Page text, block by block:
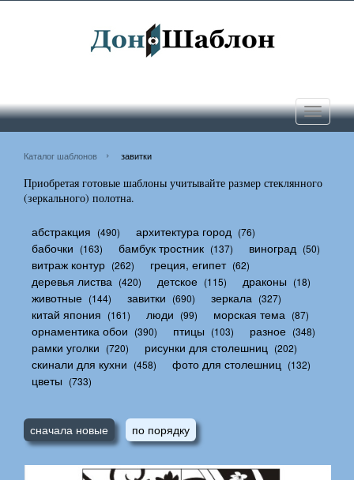
Toggle
Каталог шаблонов завитки
Приобретая готовые шаблоны учитывайте размер стеклянного
(зеркального) полотна.
абстракция (490) архитектура город (76)
бабочки (163) бамбук тростник (137) виноград (50)
витраж контур (262) греция, египет (62)
деревья листва (420) детское (115) драконы (18)
животные (144) завитки (690) зеркала (327)
китай япония (161) люди (99) морская тема (87)
орнаментика обои (390) птицы (103) разное (348)
рамки уголки (720) рисунки для столешниц (202)
скинали для кухни (458) фото для столешниц (132)
цветы (733)
сначала новые по порядку